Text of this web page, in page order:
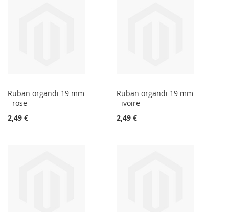
Ruban organdi 19 mm
- rose
2,49 €
Ruban organdi 19 mm
- ivoire
2,49 €